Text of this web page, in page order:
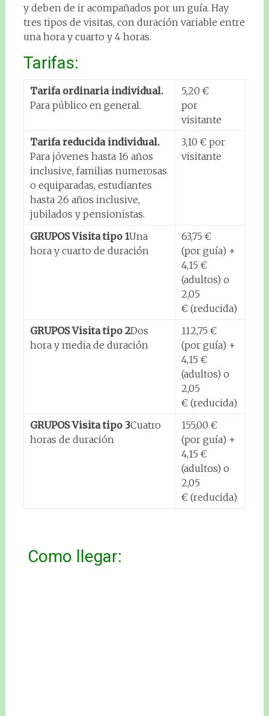
y deben de ir acompañados por un guía. Hay
tres tipos de visitas, con duración variable entre
una hora y cuarto y 4 horas.
Tarifas:
Tarifa ordinaria individual.
Para público en general.
5,20 €
por
visitante
Tarifa reducida individual.
Para jóvenes hasta 16 años
inclusive, familias numerosas
o equiparadas, estudiantes
hasta 26 años inclusive,
jubilados y pensionistas.
3,10 € por
visitante
GRUPOS Visita tipo 1Una
hora y cuarto de duración
63,75 €
(por guía) +
4,15 €
(adultos) o
2,05
€ (reducida)
GRUPOS Visita tipo 2Dos
hora y media de duración
112,75 €
(por guía) +
4,15 €
(adultos) o
2,05
€ (reducida)
GRUPOS Visita tipo 3Cuatro
horas de duración
155,00 €
(por guía) +
4,15 €
(adultos) o
2,05
€ (reducida)
Como llegar: